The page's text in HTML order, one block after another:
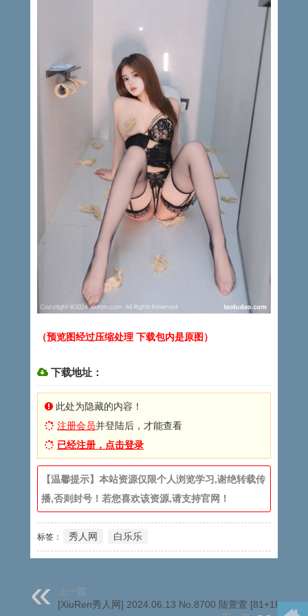
（预览图经过压缩处理 下载包内是原图）
下载地址：
此处为隐藏的内容！
注册会员并登陆后，才能查看
已经注册，点击登录
【温馨提示】本站资源仅限个人浏览学习,谢绝转载传
播,否则封号！若您喜欢该资源,请支持官网！
标签： 秀人网 白乐乐
上一篇
[XiuRen秀人网] 2024.06.13 No.8700 陆萱萱 [81+1P]